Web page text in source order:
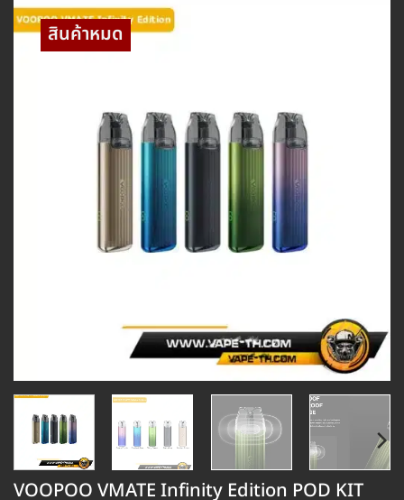
VOOPOO VMATE Infinity Edition POD KIT